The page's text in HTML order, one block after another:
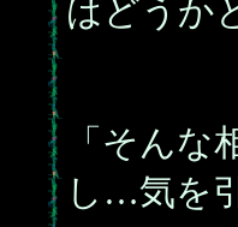
はどうか
「そん
し…気を